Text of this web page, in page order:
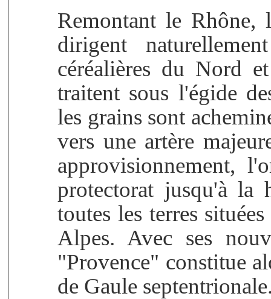
Remontant le Rhône,
dirigent
céréalières du Nord
traitent sous l'égide
les grains sont
vers une artère
approvisionnement,
protectorat jusqu'à la
toutes les terres
Alpes. Avec ses
"Provence" constitue
de Gaule